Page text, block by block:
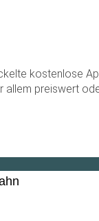
kostenlose
preiswert